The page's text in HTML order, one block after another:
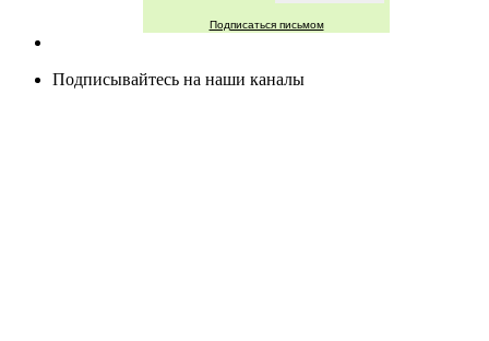
Подписаться письмом
Подписывайтесь на наши каналы